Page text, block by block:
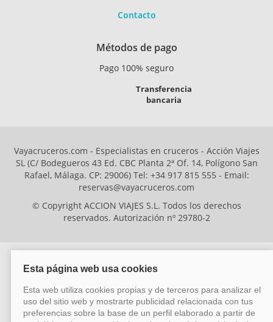
Contacto
Métodos de pago
Pago 100% seguro
Transferencia
bancaria
Vayacruceros.com - Especialistas en cruceros - Acción Viajes
SL (C/ Bodegueros 43 Ed. CBC Planta 2ª Of. 14, Polígono San
Rafael, Málaga. CP: 29006) Tel: +34 917 815 555 - Email:
reservas@vayacruceros.com
© Copyright ACCION VIAJES S.L. Todos los derechos
reservados. Autorización nº 29780-2
ACCION VIAJES SL ha sido beneficiaria del Fondo Europeo de Desarrollo
Regional (FEDER), cuyo objetivo es mejorar la competitividad de las pymes